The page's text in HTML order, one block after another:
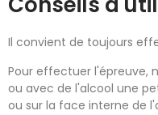
Il convient de toujours
Pour effectuer l'épreuve,
ou avec de l'alcool une
ou sur la face interne de